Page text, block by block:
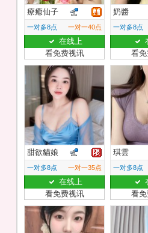
療癒仙子
一对多8点 一对一40点
在线上
看免费视讯
奶醬
一对多8点
看
甜欲貓娘
一对多8点 一对一35点
在线上
看免费视讯
琪雲
一对多8点
看